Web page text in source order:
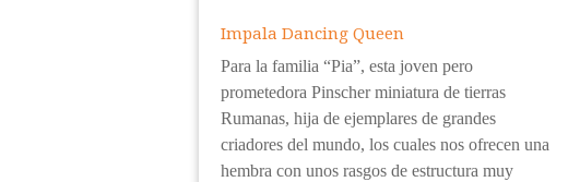
Impala Dancing Queen
Para la familia “Pia”, esta joven pero
prometedora Pinscher miniatura de tierras
Rumanas, hija de ejemplares de grandes
criadores del mundo, los cuales nos ofrecen una
hembra con unos rasgos de estructura muy